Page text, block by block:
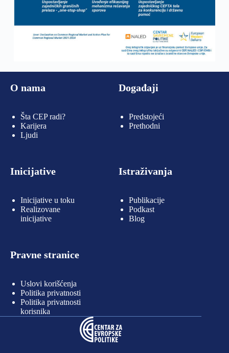
O nama
Šta CEP radi?
Karijera
Ljudi
Događaji
Predstojeći
Prethodni
Inicijative
Inicijative u toku
Realizovane
inicijative
Istraživanja
Publikacije
Podkast
Blog
Pravne stranice
Uslovi korišćenja
Politika privatnosti
Politika privatnosti
korisnika